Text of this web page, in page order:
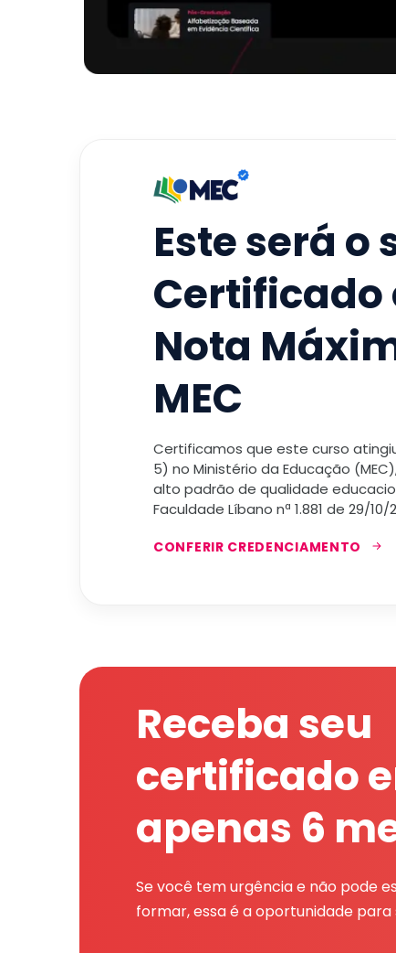
Este será o
Certificado
Nota
MEC
Certificamos que este curso
5) no Ministério da Educação
alto padrão de qualidade
Faculdade Líbano nª 1.881 de 29/10/
CONFERIR CREDENCIAMENTO
Receba seu
certificado
apenas 6
Se você tem urgência e não pode
formar, essa é a oportunidade para